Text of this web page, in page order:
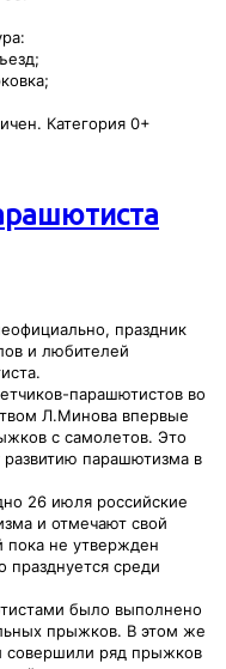
Категория 0+
праздник
и любителей
парашютистов во
Л.Минова впервые
с самолетов. Это
парашютизма в
26 июля российские
и отмечают свой
пока не утвержден
празднуется среди
было выполнено
прыжков. В этом же
совершили ряд прыжков